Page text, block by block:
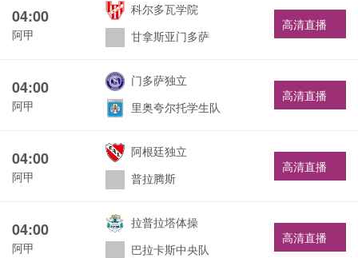
04:00
阿甲
科尔多瓦学院
甘拿斯亚门多萨
高清直播
04:00
阿甲
门多萨独立
里奥夸尔托学生队
高清直播
04:00
阿甲
阿根廷独立
普拉腾斯
高清直播
04:00
阿甲
拉普拉塔体操
巴拉卡斯中央队
高清直播